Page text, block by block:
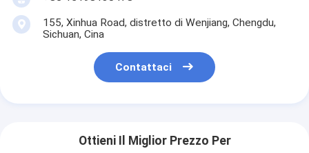
155, Xinhua Road, distretto di Wenjiang, Chengdu,
Sichuan, Cina
Contattaci
Ottieni Il Miglior Prezzo Per